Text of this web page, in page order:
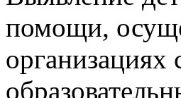
Выявление
помощи,
организациях